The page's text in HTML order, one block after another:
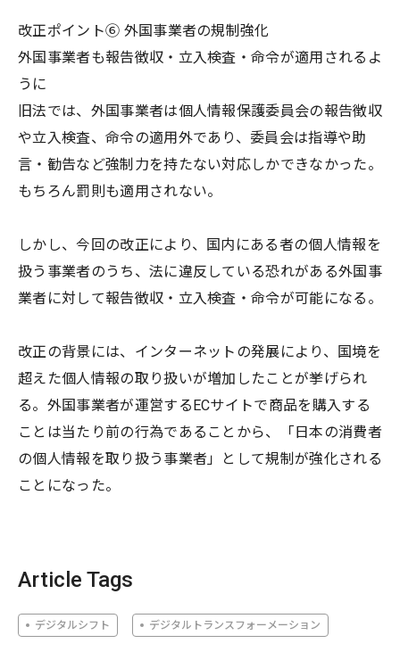
改正ポイント⑥ 外国事業者の規制強化
外国事業者も報告徴収・立入検査・命令が適用されるよ
うに
旧法では、外国事業者は個人情報保護委員会の報告徴収
や立入検査、命令の適用外であり、委員会は指導や助
言・勧告など強制力を持たない対応しかできなかった。
もちろん罰則も適用されない。
しかし、今回の改正により、国内にある者の個人情報を
扱う事業者のうち、法に違反している恐れがある外国事
業者に対して報告徴収・立入検査・命令が可能になる。
改正の背景には、インターネットの発展により、国境を
超えた個人情報の取り扱いが増加したことが挙げられ
る。外国事業者が運営するECサイトで商品を購入する
ことは当たり前の行為であることから、「日本の消費者
の個人情報を取り扱う事業者」として規制が強化される
ことになった。
Article Tags
デジタルシフト デジタルトランスフォーメーション